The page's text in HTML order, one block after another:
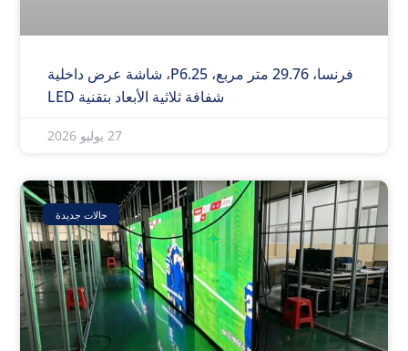
فرنسا، 29.76 متر مربع، P6.25، شاشة عرض داخلية
شفافة ثلاثية الأبعاد بتقنية LED
27 يوليو 2026
حالات جديدة